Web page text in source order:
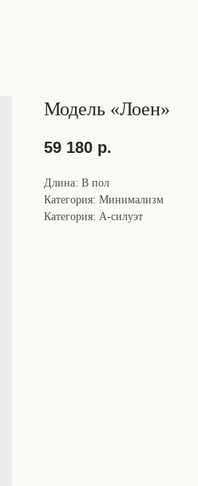
Модель «Лоен»
59 180 р.
Длина: В пол
Категория: Минимализм
Категория: А-силуэт